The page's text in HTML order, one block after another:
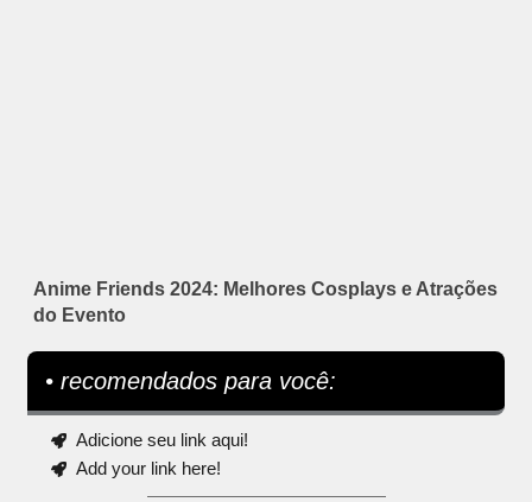
Anime Friends 2024: Melhores Cosplays e Atrações
do Evento
• recomendados para você:
Adicione seu link aqui!
Add your link here!